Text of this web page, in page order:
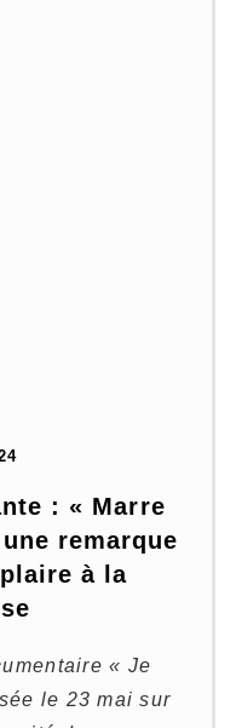
: « Marre
remarque
à la
« Je
le 23 mai sur